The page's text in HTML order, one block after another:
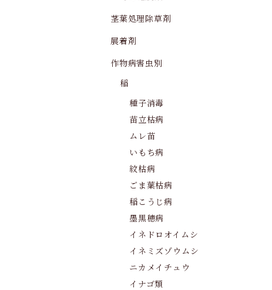
茎葉処理除草剤
展着剤
作物病害虫別
稲
種子消毒
苗立枯病
ムレ苗
いもち病
紋枯病
ごま葉枯病
稲こうじ病
墨黒穂病
イネドロオイムシ
イネミズゾウムシ
ニカメイチュウ
イナゴ類